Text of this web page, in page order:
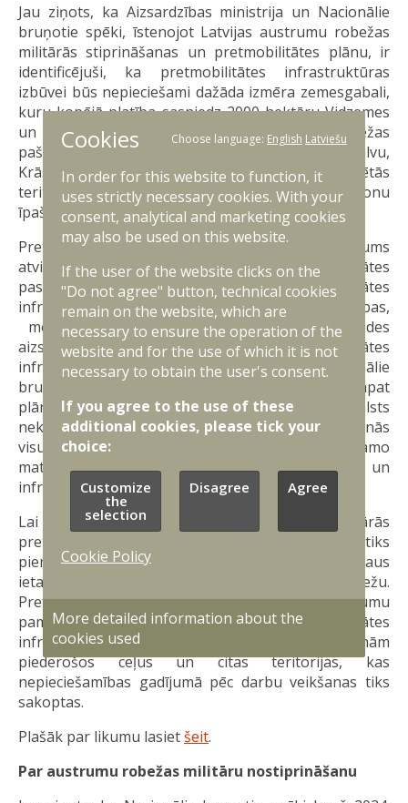
Jau ziņots, ka Aizsardzības ministrija un Nacionālie
bruņotie spēki, īstenojot Latvijas austrumu robežas
militārās stiprināšanas un pretmobilitātes plānu, ir
identificējuši, ka pretmobilitātes infrastruktūras
izbūvei būs nepieciešami dažāda izmēra zemesgabali,
kuru kopējā platība sasniedz 2000 hektāru Vidzemes
un Latgales reģionā, sešās austrumu pierobežas
pašvaldībās – Alūksnes, Augšdaugavas, Balvu,
Krāslavas, Ludzas, Smiltenes novados. Identificētās
teritorijas ir valsts, pašvaldību un privātpersonu
īpašumā.
Pretmobilitātes infrastruktūras izveides likums
atvieglos Nacionālo bruņoto spēku pretmobilitātes
pasākumu ieviešanu. Uz pretmobilitātes
infrastruktūras izveidi neattieksies būvniecības,
mežu apsaimniekošanas, koku ciršanas un vides
aizsardzības prasības. Pretmobilitātes
infrastruktūras izveidi varēs veikt arī Nacionālie
bruņotie spēki bez komersantu piesaistes. Tāpat
plānots projekta ieviešanā iesaistīt VAS “Valsts
nekustamie īpašumi”, kas organizēs un nodrošinās
visus pretmobilitātes pasākumiem nepieciešamo
materiāltehnisko līdzekļu izvietošanas un
infrastruktūras izbūves darbus.
Lai paātrinātu robežas militāro stiprināšanu, militārās
pretmobilitātes infrastruktūras izveidē netiks
piemērots publisko iepirkumu regulējums, kas ļaus
ietaupīt laiku, stiprinot mūsu valsts robežu.
Pretendentu izvēlē tiks ievēroti publisko iepirkumu
pamatprincipi. Likums dod tiesības pretmobilitātes
infrastruktūras izveidei izmantot arī privātpersonām
piederošos ceļus un citas teritorijas, kas
nepieciešamības gadījumā pēc darbu veikšanas tiks
sakoptas.
Plašāk par likumu lasietšeit.
Par austrumu robežas militāru nostiprināšanu
Cookies Choose language: English Latviešu
In order for this website to function, it
uses strictly necessary cookies. With your
consent, analytical and marketing cookies
may also be used on this website.
If the user of the website clicks on the
"Do not agree" button, technical cookies
remain on the website, which are
necessary to ensure the operation of the
website and for the use of which it is not
necessary to obtain the user's consent.
If you agree to the use of these
additional cookies, please tick your
choice:
Customize
the
selection
Disagree Agree
Cookie Policy
More detailed information about the
cookies used